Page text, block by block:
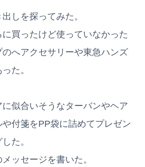
しを探ってみた。
買ったけど使っていなかった
へアクセサリーや東急ハンズ
た。
似合いそうなターバンやヘア
付箋をPP袋に詰めてプレゼン
た。
ッセージを書いた。